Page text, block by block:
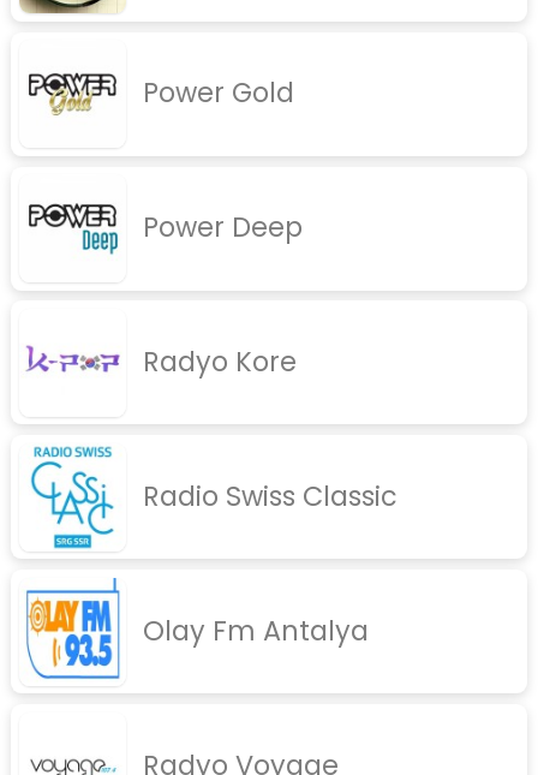
Power Gold
Power Deep
Radyo Kore
Radio Swiss Classic
Olay Fm Antalya
Radyo Voyage